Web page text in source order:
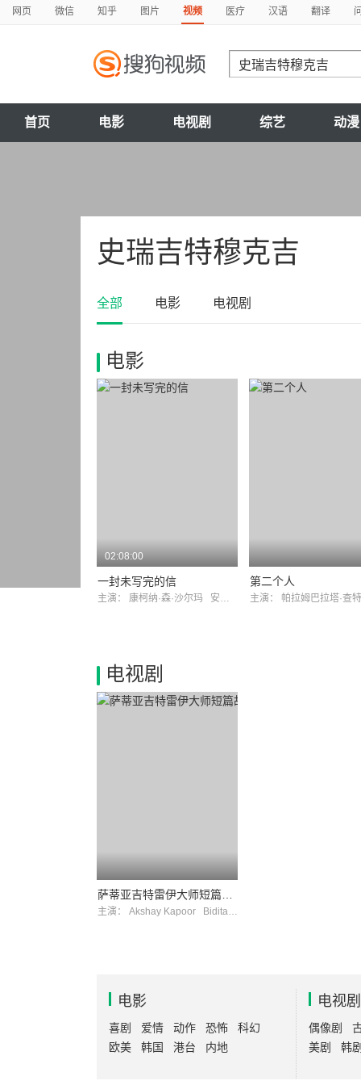
网页 微信 知乎 图片 视频 医疗 汉语 翻译
首页 电影 电视剧 综艺 动漫
史瑞吉特穆克吉
全部 电影 电视剧
电影
02:08:00
一封未写完的信
主演： 康柯纳·森·沙尔玛 安詹·道特
第二个人
主演： 帕拉姆巴拉塔·查
电视剧
主演： Akshay Kapoor Bidita Bag
电影
喜剧 爱情 动作 恐怖
科幻
欧美
韩国 港台 内地
电视剧
偶像剧
美剧
韩